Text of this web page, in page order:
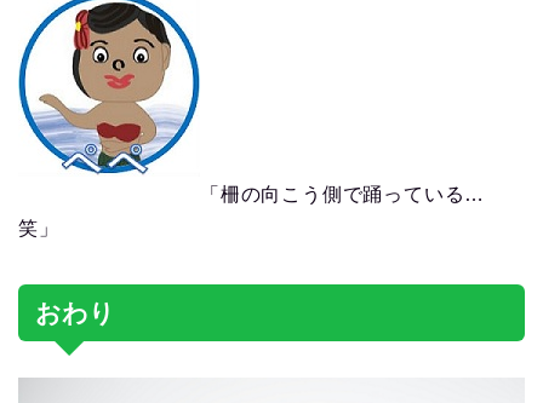
「柵の向こう側で踊っている…
笑」
おわり